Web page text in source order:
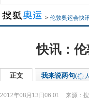
> 伦敦奥运会快
快讯：
正文 我来说两句(
2012年08月13日06:01 来源：